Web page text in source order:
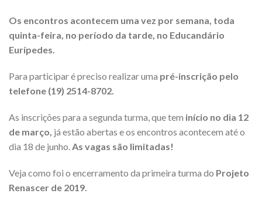
Os encontros acontecem uma vez por semana, toda
quinta-feira, no período da tarde, no Educandário
Eurípedes.
Para participar é preciso realizar uma pré-inscrição pelo
telefone (19) 2514-8702.
As inscrições para a segunda turma, que tem início no dia 12
de março, já estão abertas e os encontros acontecem até o
dia 18 de junho.As vagas são limitadas!
Veja como foi o encerramento da primeira turma do Projeto
Renascer de 2019.